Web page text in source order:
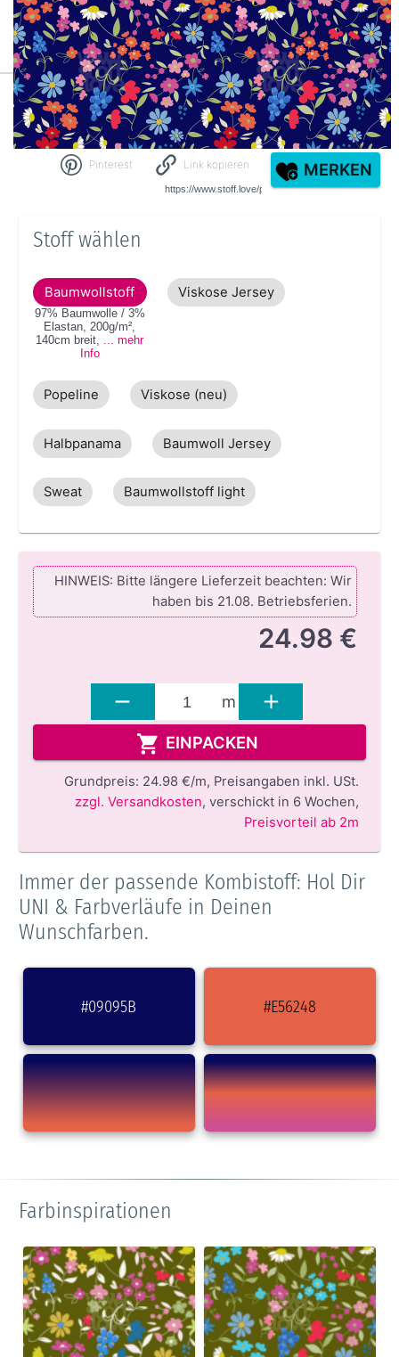
Pinterest Link kopieren MERKEN
Stoff wählen
Baumwollstoff
97% Baumwolle / 3%
Elastan 200g/m²
140cm breit
... mehr
Info
Viskose Jersey
Popeline Viskose (neu)
Halbpanama Baumwoll Jersey
Sweat Baumwollstoff light
HINWEIS: Bitte längere Lieferzeit beachten: Wir
haben bis 21.08. Betriebsferien.
24.98 €
m
EINPACKEN
Grundpreis: 24.98 €/m, Preisangaben inkl. USt.
zzgl. Versandkosten,verschickt in 6 Wochen,
Preisvorteil ab 2m
Immer der passende Kombistoff: Hol Dir
UNI & Farbverläufe in Deinen
Wunschfarben.
#09095B #E56248
Farbinspirationen